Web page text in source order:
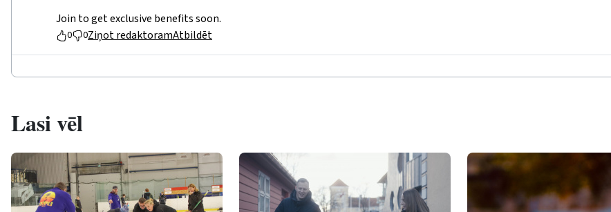
Join to get exclusive benefits soon.
0 0Ziņot redaktoramAtbildēt
Lasi vēl